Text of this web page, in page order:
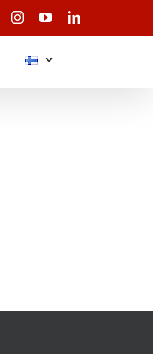
FacebookInstagramYouTubeLinkedIn